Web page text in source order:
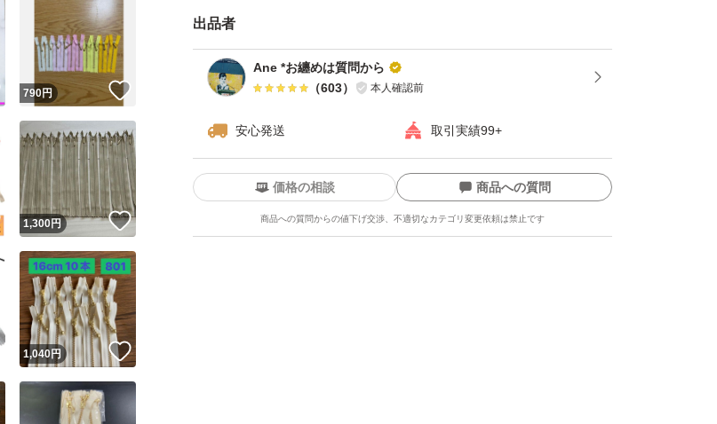
出品者
Ane *お纏めは質問から
（603） 本人確認前
安心発送 取引実績99+
価格の相談 商品への質問
商品への質問からの値下げ交渉、不適切なカテゴリ変更依頼は禁止です
いいね！
790円
いいね！
1,300円 いいね！
いいね！
1,040円 いいね！